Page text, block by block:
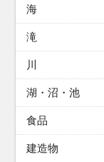
海
滝
川
湖・沼・池
食品
建造物